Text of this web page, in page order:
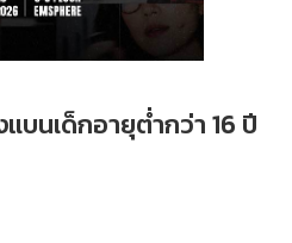
บนเด็กอายุต่ำกว่า 16 ปี